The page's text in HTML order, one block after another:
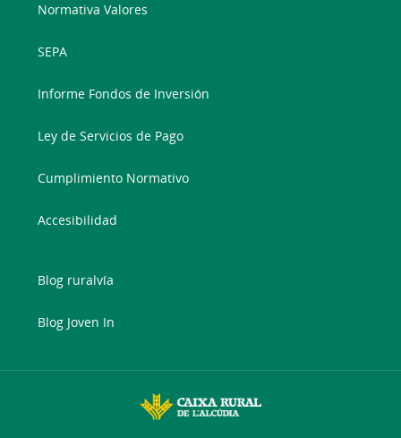
Normativa Valores
SEPA
Informe Fondos de Inversión
Ley de Servicios de Pago
Cumplimiento Normativo
Accesibilidad
Blog ruralvía
Blog Joven In